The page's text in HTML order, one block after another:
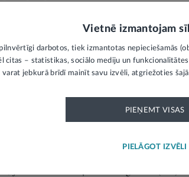
ir noteikts, ka par pārkāpumiem, kurus
juridiska persona. Par administratīviem
(piemēram,…
reģistrā turpmāk
jo samazināts Uzņēmumu reģistram (UR)
Vietnē izmantojam
darbotos, tiek izmantotas nepieciešamās
citas – statistikas, sociālo mediju un
varat jebkurā brīdī mainīt savu izvēli, atgriežoties
PIEŅEMT VISAS
PIELĀGOT IZVĒLI